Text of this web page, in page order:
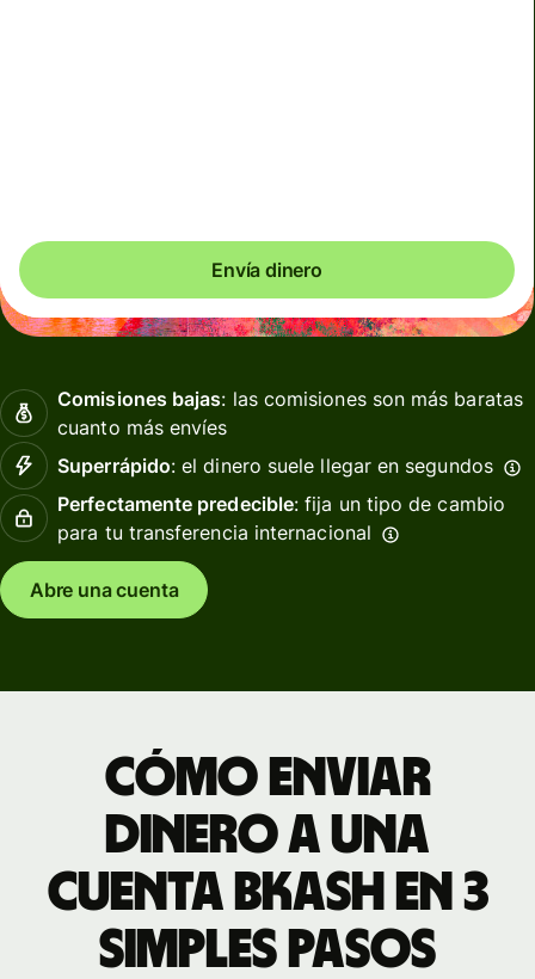
Envía dinero
Comisiones bajas: las comisiones son más baratas
cuanto más envíes
Superrápido: el dinero suele llegar en segundos
Perfectamente predecible: fija un tipo de cambio
para tu transferencia internacional
Abre una cuenta
Cómo enviar
dinero a una
cuenta bKash en 3
simples pasos